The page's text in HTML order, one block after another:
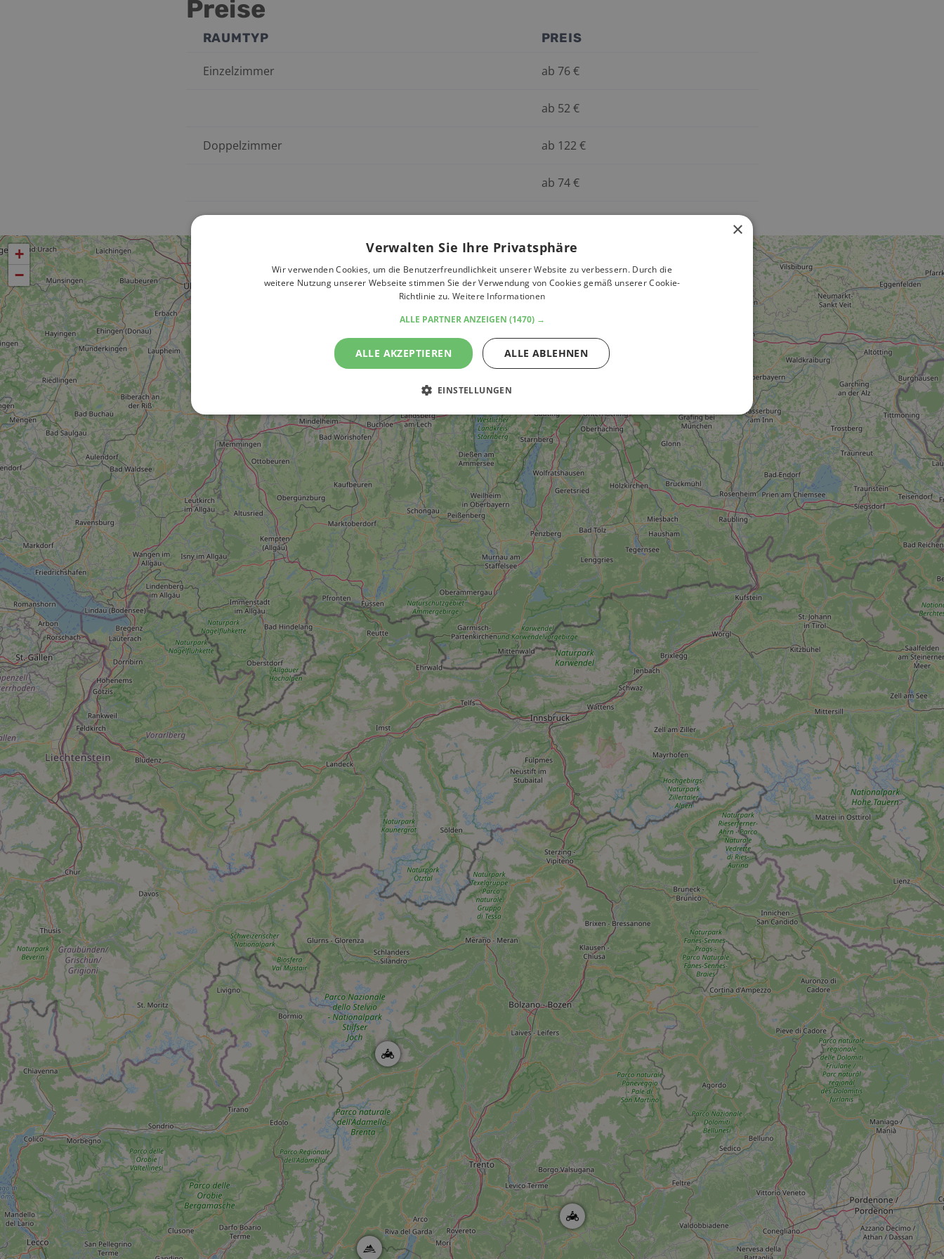
Preise
RAUMTYP PREIS
Einzelzimmer ab 76 €
ab 52€
Doppelzimmer ab 122 €
ab 74€
+
−
×
Verwalten Sie Ihre Privatsphäre
Wir verwenden Cookies, um die Benutzerfreundlichkeit unserer Website zu verbessern. Durch die
weitere Nutzung unserer Webseite stimmen Sie der Verwendung von Cookies gemäß unserer Cookie-
Richtlinie zu.Weitere Informationen
ALLE PARTNER ANZEIGEN (1470) →
ALLE AKZEPTIEREN ALLE ABLEHNEN
EINSTELLUNGEN